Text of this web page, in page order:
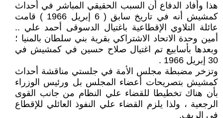
هذا وأفاد الدفاع أن السبب الحقيقي المباشر في أحداث
كمشيش أنه في تاريخ سابق ( 6 إبريل 1966 ) قامت
عائلة التلاوي الإقطاعية باغتيال الدسوقى أحمد علي ..
أمين وحدة الاتحاد الاشتراكي بقرية بني سلطان بالمنيا ؛
وبعدها بأسابيع تم اغتيال صلاح حسين في كمشيش في
30 إبريل 1966 .
وتزخر مضبطة مجلس الأمة في جلستي مناقشة أحداث
كمشيش بتصريحات أعضاء المجلس بل ورئيس الوزراء
بأن هناك تخطيطا للقضاء علي النظام من جانب القوى
الرجعية ، ولذا يلزم القضاء علي النفوذ العائلي للإقطاع
في الريف.